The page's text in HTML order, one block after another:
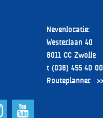
Nevenlocatie:
Westerlaan 40
8011 CC Zwolle
t (038) 455 40 00
Routeplanner